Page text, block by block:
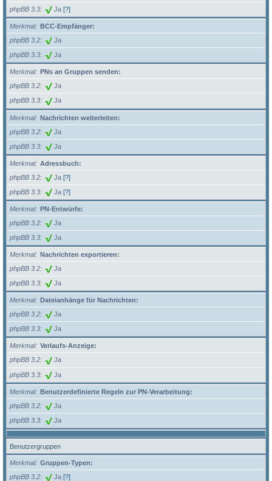
phpBB 3.3 Ja [?]
Merkmal
BCC-Empfänger:
phpBB 3.2
Ja
phpBB 3.3 Ja
Merkmal
PNs an Gruppen senden:
phpBB 3.2
Ja
phpBB 3.3 Ja
Merkmal
Nachrichten weiterleiten:
phpBB 3.2
Ja
phpBB 3.3 Ja
Merkmal
Adressbuch:
phpBB 3.2
Ja [?]
phpBB 3.3 Ja [?]
Merkmal
PN-Entwürfe:
phpBB 3.2
Ja
phpBB 3.3 Ja
Merkmal
Nachrichten exportieren:
phpBB 3.2
Ja
phpBB 3.3 Ja
Merkmal
Dateianhänge für Nachrichten:
phpBB 3.2
Ja
phpBB 3.3 Ja
Merkmal
Verlaufs-Anzeige:
phpBB 3.2
Ja
phpBB 3.3 Ja
Merkmal
Benutzerdefinierte Regeln zur PN-Verarbeitung:
phpBB 3.2
Ja
phpBB 3.3 Ja
Benutzergruppen
Merkmal
Gruppen-Typen:
phpBB 3.2
Ja [?]